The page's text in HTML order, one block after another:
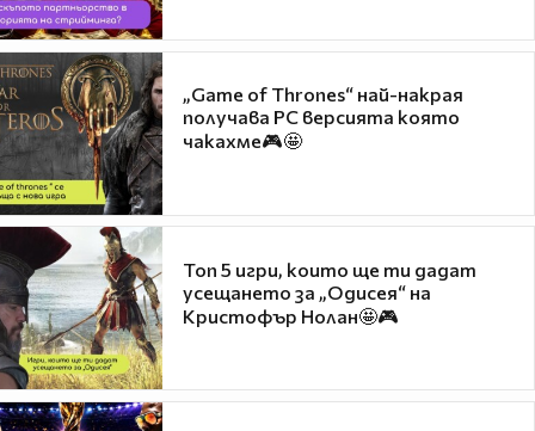
„Game of Thrones“ най-накрая
получава PC версията която
чакахме🎮🤩
Топ 5 игри, които ще ти дадат
усещането за „Одисея“ на
Кристофър Нолан🤩🎮